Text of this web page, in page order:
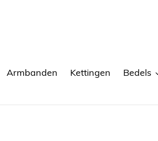
Armbanden Kettingen Bedels